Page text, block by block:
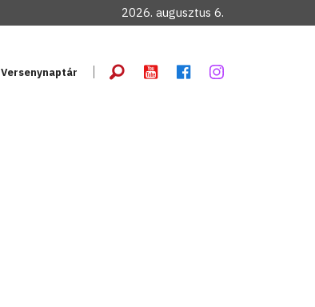
2026. augusztus 6.
Versenynaptár